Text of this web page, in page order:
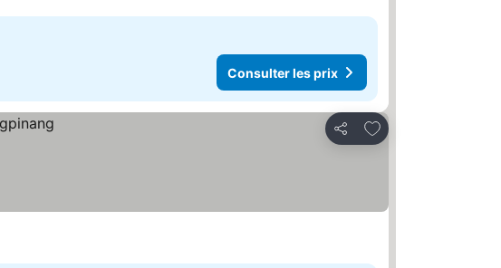
Consulter les prix
Partager
Ajouter à mes favoris